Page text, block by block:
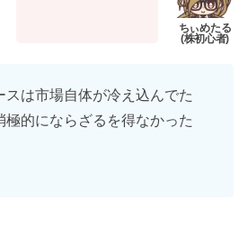
スは市場自体が冷え込んでた
極的にならざるを得なかった